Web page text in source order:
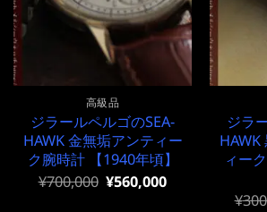
高級品
ジラールペルゴのSEA-
HAWK 金無垢アンティー
ク腕時計 【1940年頃】
元
¥700,000 現
¥560,000
ジラ
HAWK
ィー
元
¥